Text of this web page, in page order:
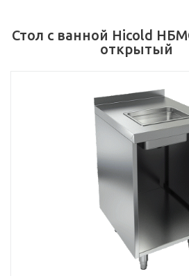
Стол с ванной Hicold
открытый